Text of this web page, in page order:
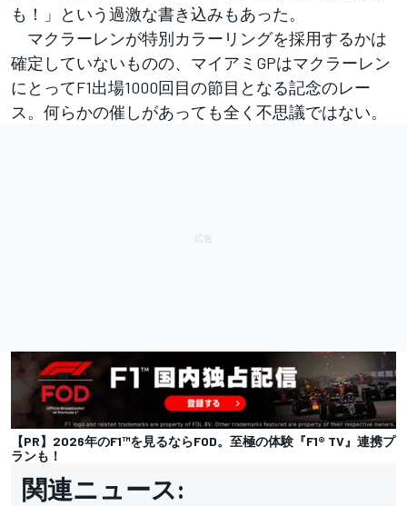
も！」という過激な書き込みもあった。
マクラーレンが特別カラーリングを採用するかは
確定していないものの、マイアミGPはマクラーレン
にとってF1出場1000回目の節目となる記念のレー
ス。何らかの催しがあっても全く不思議ではない。
【PR】2026年のF1™を見るならFOD。至極の体験『F1® TV』連携プ
ランも！
関連ニュース: